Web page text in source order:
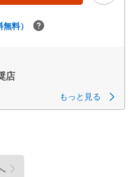
無料）
店
もっと見る